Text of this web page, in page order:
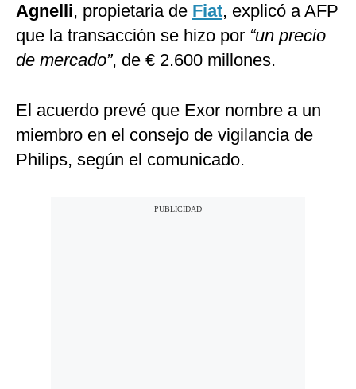
Agnelli, propietaria de Fiat, explicó a AFP
que la transacción se hizo por “un precio
de mercado”, de € 2.600 millones.
El acuerdo prevé que Exor nombre a un
miembro en el consejo de vigilancia de
Philips, según el comunicado.